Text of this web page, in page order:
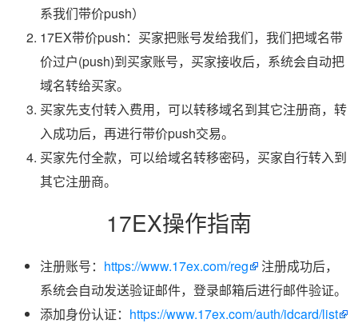
系我们带价push）
17EX带价push：买家把账号发给我们，我们把域名带
价过户(push)到买家账号，买家接收后，系统会自动把
域名转给买家。
买家先支付转入费用，可以转移域名到其它注册商，转
入成功后，再进行带价push交易。
买家先付全款，可以给域名转移密码，买家自行转入到
其它注册商。
17EX操作指南
注册账号： https://www.17ex.com/reg
注册成功后，
系统会自动发送验证邮件，登录邮箱后进行邮件验证。
添加身份认证： https://www.17ex.com/auth/idcard/list